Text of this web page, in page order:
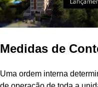
Medidas de
Uma ordem interna